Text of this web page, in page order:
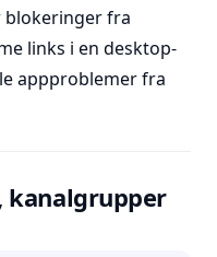
blokeringer fra
links i en desktop-
appproblemer fra
kanalgrupper